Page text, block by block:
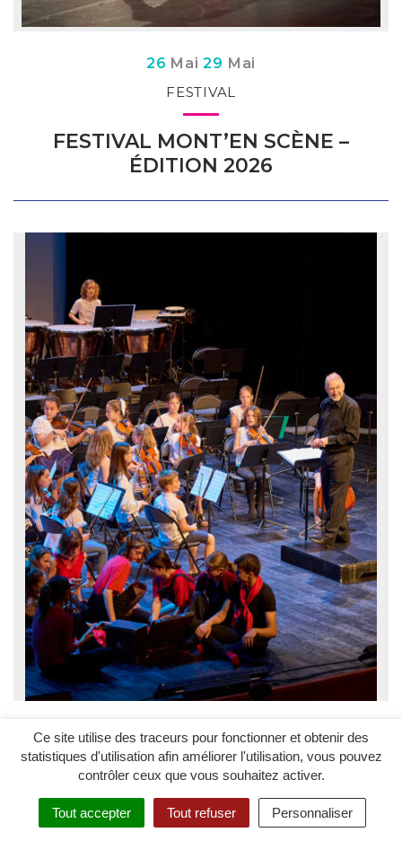
Ce site utilise des traceurs pour fonctionner et obtenir des
statistiques d'utilisation afin améliorer l'utilisation, vous pouvez
contrôler ceux que vous souhaitez activer.
Tout accepter Tout refuser Personnaliser
Du
26 Mai au
29 Mai
FESTIVAL
FESTIVAL MONT’EN SCÈNE –
ÉDITION 2026
Du
12 Juin au
13 Juin
CONCERT
CONCERTS DU CONSERVATOIRE